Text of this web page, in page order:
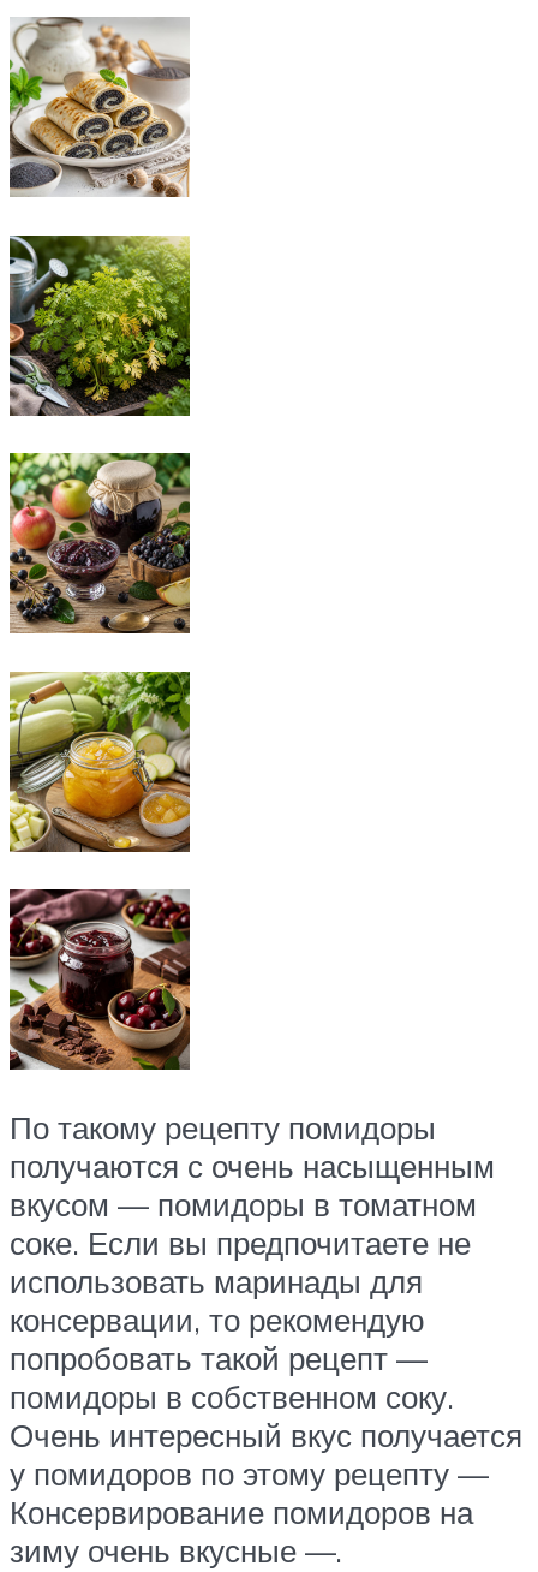
По такому рецепту помидоры
получаются с очень насыщенным
вкусом — помидоры в томатном
соке. Если вы предпочитаете не
использовать маринады для
консервации, то рекомендую
попробовать такой рецепт —
помидоры в собственном соку.
Очень интересный вкус получается
у помидоров по этому рецепту —
Консервирование помидоров на
зиму очень вкусные —.